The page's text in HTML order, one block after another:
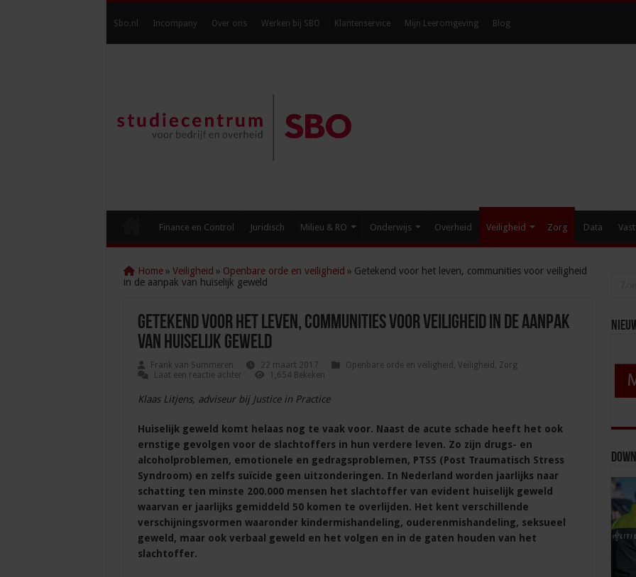
Sbo.nl Incompany Over ons Werken bij SBO Klantenservice Mijn Leeromgeving Blog
Finance en Control Juridisch Milieu & RO Onderwijs Overheid Veiligheid Zorg Data
Home » Veiligheid » Openbare orde en veiligheid » Getekend voor het leven, communities voor veiligheid
in de aanpak van huiselijk geweld
Getekend voor het leven, communities voor veiligheid in de aanpak
van huiselijk geweld
Frank van Summeren 22 maart 2017 Openbare orde en veiligheid , Veiligheid , Zorg
Laat een reactie achter
1,654 Bekeken
Klaas Litjens, adviseur bij Justice in Practice
Huiselijk geweld komt helaas nog te vaak voor. Naast de acute schade heeft het ook
ernstige gevolgen voor de slachtoffers in hun verdere leven. Zo zijn drugs- en
alcoholproblemen, emotionele en gedragsproblemen, PTSS (Post Traumatisch Stress
Syndroom) en zelfs suïcide geen uitzonderingen. In Nederland worden jaarlijks naar
schatting ten minste 200.000 mensen het slachtoffer van evident huiselijk geweld
waarvan er jaarlijks gemiddeld 50 komen te overlijden. Het kent verschillende
verschijningsvormen waaronder kindermishandeling, ouderenmishandeling, seksueel
geweld, maar ook verbaal geweld en het volgen en in de gaten houden van het
slachtoffer.